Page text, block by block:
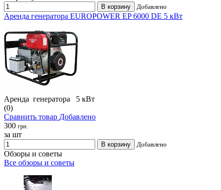
В корзину Добавлено
Аренда генератора EUROPOWER EP 6000 DE 5 кВт
Аренда генератора 5 кВт
(0)
Сравнить товар Добавлено
300 грн.
за шт
В корзину Добавлено
Обзоры и советы
Все обзоры и советы